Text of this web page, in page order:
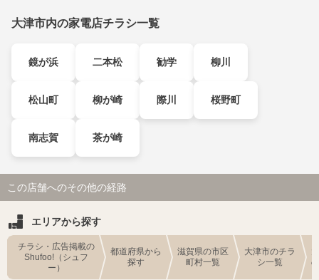
大津市内の家電店チラシ一覧
鏡が浜 二本松 勧学 柳川
松山町 柳が崎 際川 桜野町
南志賀 茶が崎
この店舗へのその他の経路
エリアから探す
チラシ・広告掲載の
Shufoo!（シュフ
ー）
都道府県から
探す
滋賀県の市区
町村一覧
大津市のチラ
シ一覧